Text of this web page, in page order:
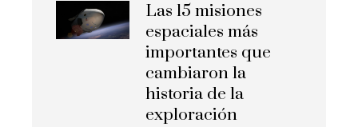
Las 15 misiones
espaciales más
importantes que
cambiaron la
historia de la
exploración